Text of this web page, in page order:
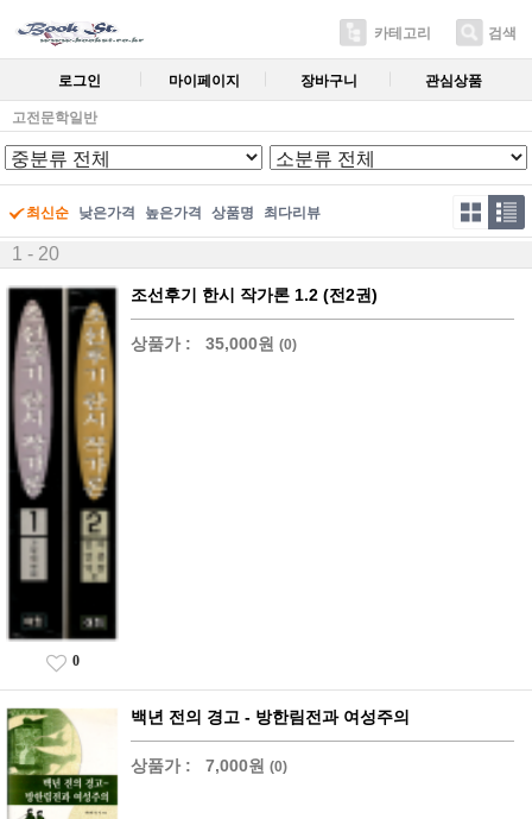
카테고리 검색
로그인 마이페이지 장바구니 관심상품
고전문학일반
최신순 낮은가격 높은가격 상품명 최다리뷰
1 - 20
조선후기 한시 작가론 1.2 (전2권)
상품가 : 35,000원 (0)
0
백년 전의 경고 - 방한림전과 여성주의
상품가 : 7,000원 (0)